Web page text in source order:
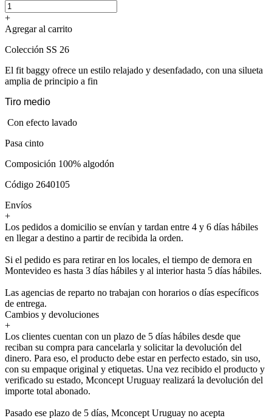
+
Agregar al carrito
Colección SS 26
El fit baggy ofrece un estilo relajado y desenfadado, con una silueta
amplia de principio a fin
Tiro medio
Con efecto lavado
Pasa cinto
Composición 100% algodón
Código 2640105
Envíos
+
Los pedidos a domicilio se envían y tardan entre 4 y 6 días hábiles
en llegar a destino a partir de recibida la orden.
Si el pedido es para retirar en los locales, el tiempo de demora en
Montevideo es hasta 3 días hábiles y al interior hasta 5 días hábiles.
Las agencias de reparto no trabajan con horarios o días específicos
de entrega.
Cambios y devoluciones
+
Los clientes cuentan con un plazo de 5 días hábiles desde que
reciban su compra para cancelarla y solicitar la devolución del
dinero. Para eso, el producto debe estar en perfecto estado, sin uso,
con su empaque original y etiquetas. Una vez recibido el producto y
verificado su estado, Mconcept Uruguay realizará la devolución del
importe total abonado.
Pasado ese plazo de 5 días, Mconcept Uruguay no acepta